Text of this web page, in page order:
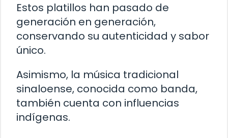
Estos platillos han pasado de
generación en generación,
conservando su autenticidad y sabor
único.
Asimismo, la música tradicional
sinaloense, conocida como banda,
también cuenta con influencias
indígenas.